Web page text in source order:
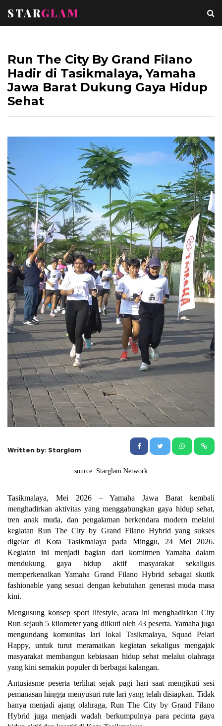
STARGLAM
Run The City By Grand Filano
Hadir di Tasikmalaya, Yamaha
Jawa Barat Dukung Gaya Hidup
Sehat
Written by: Starglam
source: Starglam Network
Tasikmalaya, Mei 2026 – Yamaha Jawa Barat kembali
menghadirkan aktivitas yang menggabungkan gaya hidup sehat,
tren anak muda, dan pengalaman berkendara modern melalui
kegiatan Run The City by Grand Filano Hybrid yang sukses
digelar di Kota Tasikmalaya pada Minggu, 24 Mei 2026.
Kegiatan ini menjadi bagian dari komitmen Yamaha dalam
mendukung gaya hidup aktif masyarakat sekaligus
memperkenalkan Yamaha Grand Filano Hybrid sebagai skutik
fashionable yang sesuai dengan kebutuhan generasi muda masa
kini.
Mengusung konsep sport lifestyle, acara ini menghadirkan City
Run sejauh 5 kilometer yang diikuti oleh 43 peserta. Yamaha juga
mengundang komunitas lari lokal Tasikmalaya, Squad Pelari
Happy, untuk turut meramaikan kegiatan sekaligus mengajak
masyarakat membangun kebiasaan hidup sehat melalui olahraga
yang kini semakin populer di berbagai kalangan.
Antusiasme peserta terlihat sejak pagi hari saat mengikuti sesi
pemanasan hingga menyusuri rute lari yang telah disiapkan. Tidak
hanya menjadi ajang olahraga, Run The City by Grand Filano
Hybrid juga menjadi wadah berkumpulnya para pecinta gaya